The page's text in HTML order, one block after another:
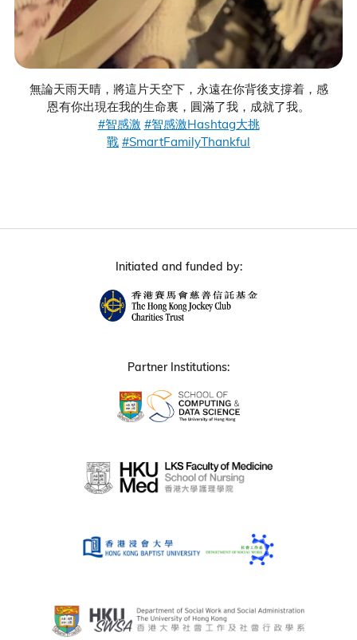
無論天雨天晴，將這片天空下，永遠在你背後支撐着，感
恩有你出現在我的生命裏，圓滿了我，成就了我。
#智感激 #智感激Hashtag大挑
戰 #SmartFamilyThankful
Initiated and funded by:
Partner Institutions: